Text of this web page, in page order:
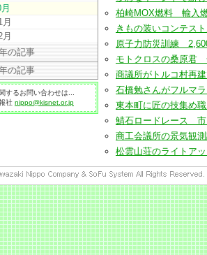
柏崎MOX燃料 輸入
きもの装いコンテス
原子力防災訓練
モトクロスの桑原君
商議所がトルコ村再
石橋勉さんがフルマ
東本町に匠の技集め
鯖石ロードレース 市
商工会議所の景気観
松雲山荘のライトア
月
月
の記事
の記事
するお問い合わせは...
社 nippo@kisnet.or.jp